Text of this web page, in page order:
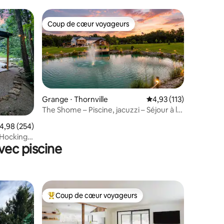
: 4,87 sur 5
appréciés
moyenne sur la base de 254 commentaires : 4,98 sur 5
4,98 (254)
|
Coup de cœur voyageurs
Coup de cœur voyageurs
Grange ⋅ Thornville Évaluation moyenne
4,93 (113)
The Shome – Piscine, jacuzzi – Séjour à la
piscine
Coups de cœur voyageurs les plus appréciés
Coup de cœur voyageurs